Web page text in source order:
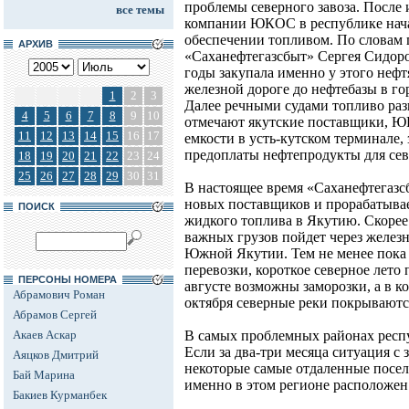
все темы
АРХИВ
1 2
3
4
5 6 7 8 9
10
11
12 13 14 15 16
17
18
19 20 21 22 23 24
25
26 27 28 29 30 31
ПОИСК
ПЕРСОНЫ НОМЕРА
Абрамович Роман
Абрамов Сергей
Акаев Аскар
Аяцков Дмитрий
Бай Марина
Бакиев Курманбек
проблемы северного завоза.
компании ЮКОС в республике
обеспечении топливом. По словам
«Саханефтегазсбыт» Сергея
годы закупала именно у этого
железной дороге до нефтебазы в
Далее речными судами топливо
отмечают якутские поставщики,
емкости в усть-кутском
предоплаты нефтепродукты для
В настоящее время
новых поставщиков и
жидкого топлива в Якутию.
важных грузов пойдет через
Южной Якутии. Тем не менее
перевозки, короткое северное
августе возможны заморозки, а в
октября северные реки
В самых проблемных районах
Если за два-три месяца ситуация с
некоторые самые отдаленные
именно в этом регионе